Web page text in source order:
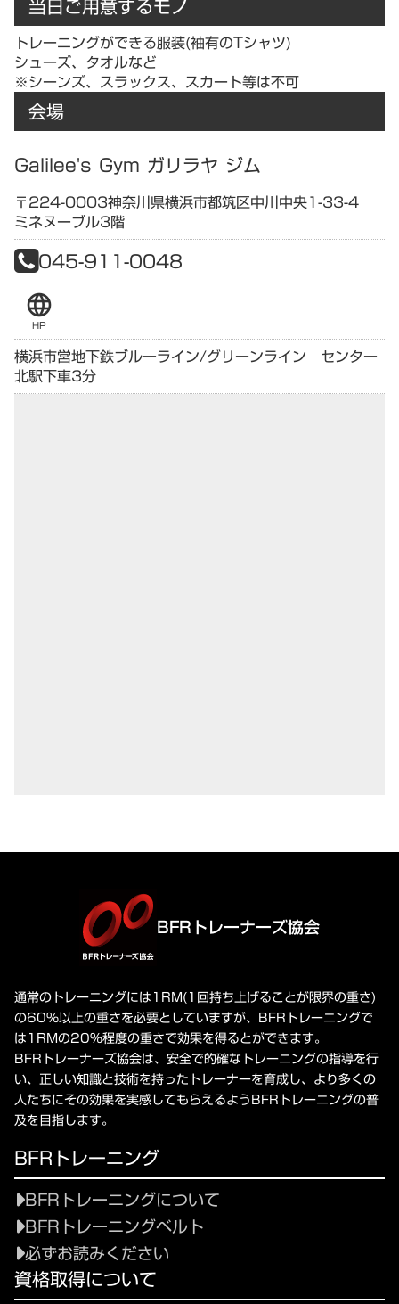
トレーニングができる服装(袖有のTシャツ)
シューズ、タオルなど
※シーンズ、スラックス、スカート等は不可
会場
Galilee's Gym ガリラヤ ジム
〒224-0003神奈川県横浜市都筑区中川中央1-33-4
ミネヌーブル3階
045-911-0048
language
HP
横浜市営地下鉄ブルーライン/グリーンライン センター
北駅下車3分
BFRトレーナーズ協会
通常のトレーニングには1RM(1回持ち上げることが限界の重さ)
の60%以上の重さを必要としていますが、BFRトレーニングで
は1RMの20%程度の重さで効果を得るとができます。
BFRトレーナーズ協会は、安全で的確なトレーニングの指導を行
い、正しい知識と技術を持ったトレーナーを育成し、より多くの
人たちにその効果を実感してもらえるようBFRトレーニングの普
及を目指します。
BFRトレーニング
BFRトレーニングについて
BFRトレーニングベルト
必ずお読みください
資格取得について